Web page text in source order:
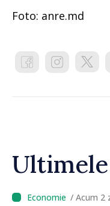
Foto: anre.md
/ Acum 2